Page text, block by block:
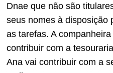
Dnae que não são
seus nomes à disposição
as tarefas. A
contribuir com a
Ana vai contribuir com a